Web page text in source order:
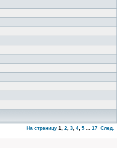
На страницу 1 2 3 4 5 17 След.